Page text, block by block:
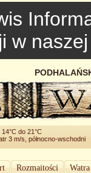
w
14°C do 21°C
3 m/s, północno-wschodni
Rozmaitości